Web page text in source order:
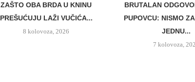
ZAŠTO OBA BRDA U KNINU
PREŠUĆUJU LAŽI VUČIĆA...
8 kolovoza, 2026
BRUTALAN
PUPOVCU: NISMO
JEDNU...
7 kolovoza,